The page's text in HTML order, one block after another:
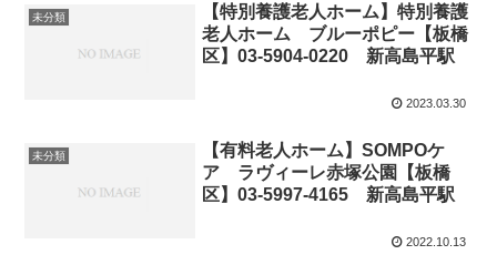
未分類
【特別養護老人ホーム】特別養護
老人ホーム ブルーポピー【板橋
区】03-5904-0220 新高島平駅
2023.03.30
未分類
【有料老人ホーム】SOMPOケ
ア ラヴィーレ赤塚公園【板橋
区】03-5997-4165 新高島平駅
2022.10.13